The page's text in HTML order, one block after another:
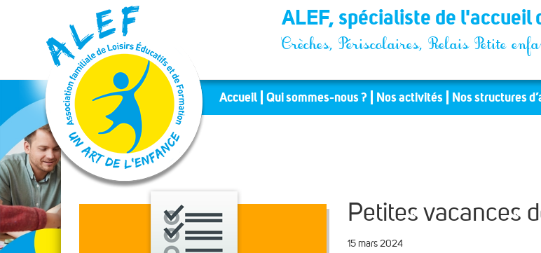
Panneau de gestion des cookies ALEF, spécialiste de l'accueil
Crèches, Périscolaires, Relais Petite
Accueil Qui sommes-nous ? Nos activités Nos structures
Petites vacances
15 mars 2024